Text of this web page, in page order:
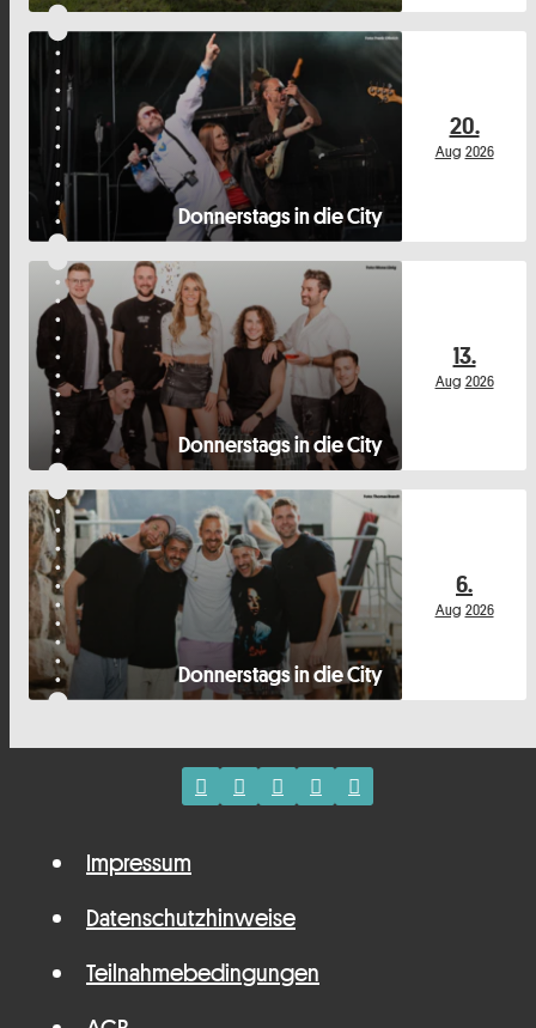
Donnerstags in die City
20.
Aug 2026
Donnerstags in die City
13.
Aug 2026
Donnerstags in die City
6.
Aug 2026
Impressum
Datenschutzhinweise
Teilnahmebedingungen